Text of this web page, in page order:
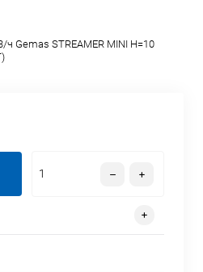
Gemas STREAMER MINI Н=10